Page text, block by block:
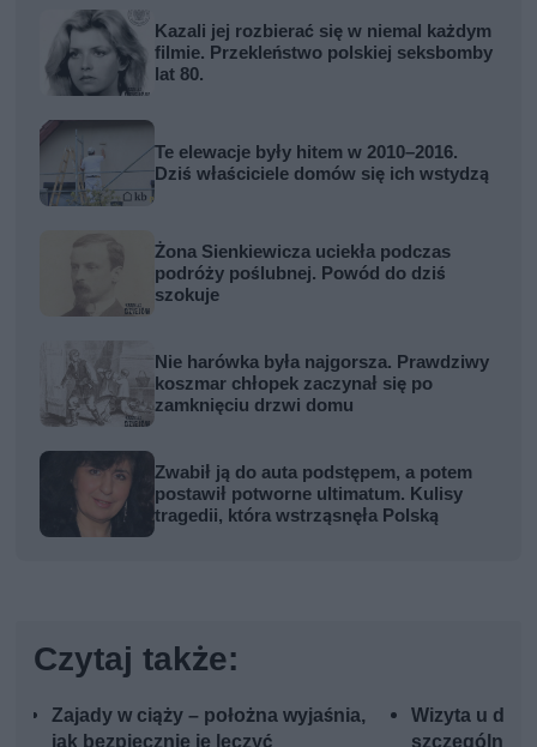
Kazali jej rozbierać się w niemal każdym
filmie. Przekleństwo polskiej seksbomby
lat 80.
Te elewacje były hitem w 2010–2016.
Dziś właściciele domów się ich wstydzą
Żona Sienkiewicza uciekła podczas
podróży poślubnej. Powód do dziś
szokuje
Nie harówka była najgorsza. Prawdziwy
koszmar chłopek zaczynał się po
zamknięciu drzwi domu
Zwabił ją do auta podstępem, a potem
postawił potworne ultimatum. Kulisy
tragedii, która wstrząsnęła Polską
Czytaj także:
Zajady w ciąży – położna wyjaśnia,
jak bezpiecznie je leczyć
Wizyta u
szczególnie